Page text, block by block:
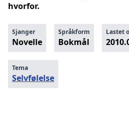
hvorfor.
Sjanger
Novelle
Språkform
Bokmål
Lastet
Tema
Selvfølelse